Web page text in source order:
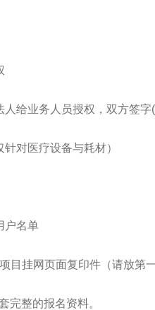
人给业务人员授权，双方签
对医疗设备与耗材）
户名单
目挂网页面复印件（请放第
完整的报名资料。